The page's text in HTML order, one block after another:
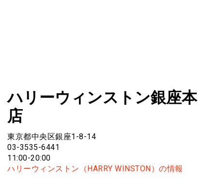
ファショコン通信
ッションとモードを分析するファッション情報サイトです
ハリーウィンストン銀座本
店
東京都中央区銀座1-8-14
03-3535-6441
11:00-20:00
ハリーウィンストン（HARRY WINSTON）の情報